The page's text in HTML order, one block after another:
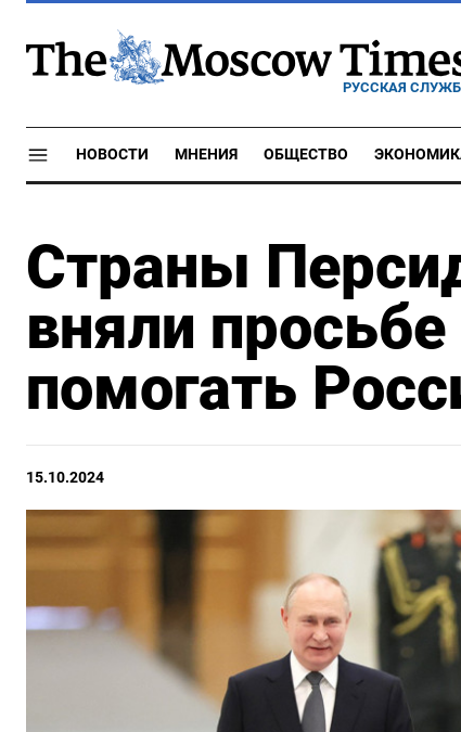
РУССКАЯ
НОВОСТИ МНЕНИЯ ОБЩЕСТВО
Страны
вняли
помогать
15.10.2024